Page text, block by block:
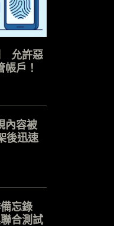
允許惡
戶！
內容被
後迅速
備忘錄
合測試